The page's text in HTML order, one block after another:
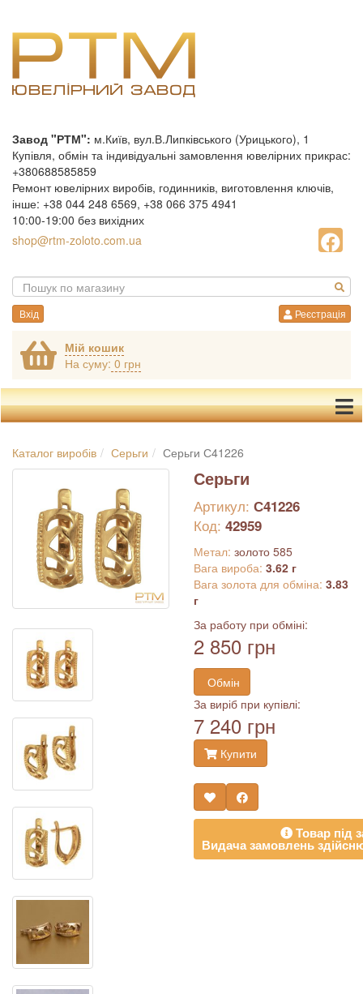
Завод "РТМ": м.Київ, вул.В.Липківського (Урицького), 1
Купівля, обмін та індивідуальні замовлення ювелірних прикрас:
+380688585859
Ремонт ювелірних виробів, годинників, виготовлення ключів,
інше: +38 044 248 6569, +38 066 375 4941
10:00-19:00 без вихідних
shop@rtm-zoloto.com.ua
Вхід Реєстрація
Мій кошик
На суму: 0 грн
Каталог виробів Серьги Серьги С41226
Серьги
Артикул: С41226
Код: 42959
Метал: золото 585
Вага вироба: 3.62 г
Вага золота для обміна: 3.83
г
За работу при обміні:
2 850 грн
Обмін
За виріб при купівлі:
7 240 грн
Купити
Товар під
Видача замовлень